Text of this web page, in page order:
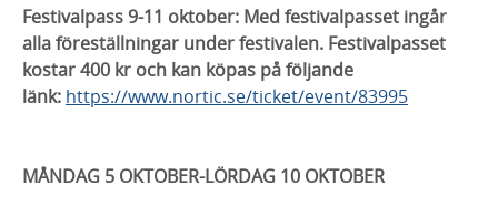
Festivalpass 9-11 oktober: Med festivalpasset ingår
alla föreställningar under festivalen. Festivalpasset
kostar 400 kr och kan köpas på följande
länk: https://www.nortic.se/ticket/event/83995
MÅNDAG 5 OKTOBER-LÖRDAG 10 OKTOBER